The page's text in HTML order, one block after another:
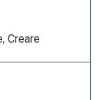
oppure
Drive.
Creare